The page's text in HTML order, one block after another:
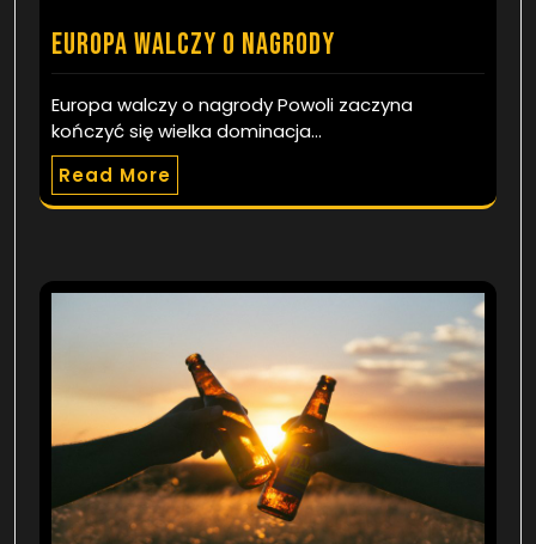
Europa walczy o nagrody
Europa walczy o nagrody Powoli zaczyna
kończyć się wielka dominacja…
Read More